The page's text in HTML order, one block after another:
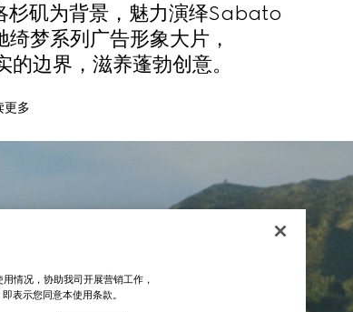
矶为背景，魅力演绎Sabato
梦系列广告形象大片，
边界，滋养蓬勃创意。
更多
情况，协助我司开展营销工作，
表示您同意本使用条款。